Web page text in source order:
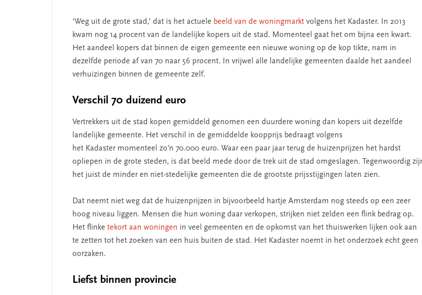
‘Weg uit de grote stad,’ dat is het actuele beeld van de woningmarkt volgens het Kadaster. In 2013
kwam nog 14 procent van de landelijke kopers uit de stad. Momenteel gaat het om bijna een kwart.
Het aandeel kopers dat binnen de eigen gemeente een nieuwe woning op de kop tikte, nam in
dezelfde periode af van 70 naar 56 procent. In vrijwel alle landelijke gemeenten daalde het aandeel
verhuizingen binnen de gemeente zelf.
Verschil 70 duizend euro
Vertrekkers uit de stad kopen gemiddeld genomen een duurdere woning dan kopers uit dezelfde
landelijke gemeente. Het verschil in de gemiddelde koopprijs bedraagt volgens
het Kadaster momenteel zo’n 70.000 euro. Waar een paar jaar terug de huizenprijzen het hardst
opliepen in de grote steden, is dat beeld mede door de trek uit de stad omgeslagen. Tegenwoordig
het juist de minder en niet-stedelijke gemeenten die de grootste prijsstijgingen laten zien.
Dat neemt niet weg dat de huizenprijzen in bijvoorbeeld hartje Amsterdam nog steeds op een zeer
hoog niveau liggen. Mensen die hun woning daar verkopen, strijken niet zelden een flink bedrag op.
Het flinke tekort aan woningen in veel gemeenten en de opkomst van het thuiswerken lijken ook aan
te zetten tot het zoeken van een huis buiten de stad. Het Kadaster noemt in het onderzoek echt geen
oorzaken.
Liefst binnen provincie
missie van Segment
SEGMENT
‘Persoonlijk leiderschap
begint bij zelfkennis’
‘Met een integrale aanpak
kun je de jeugd beter
helpen’